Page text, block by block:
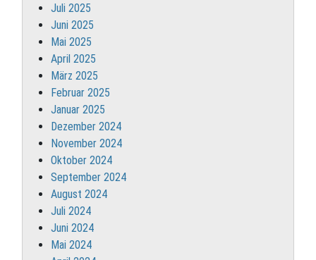
Juli 2025
Juni 2025
Mai 2025
April 2025
März 2025
Februar 2025
Januar 2025
Dezember 2024
November 2024
Oktober 2024
September 2024
August 2024
Juli 2024
Juni 2024
Mai 2024